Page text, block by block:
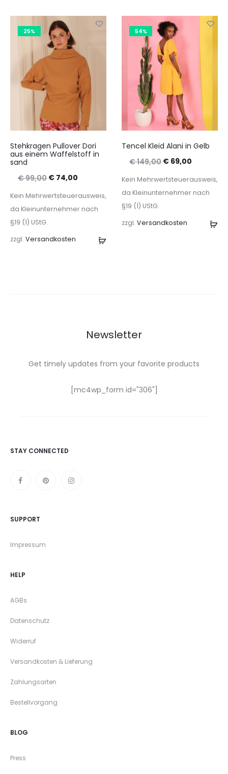
25%
Ausführung
Stehkragen Pullover Dori
aus einem Waffelstoff in
sand
€99,00 Ursprünglicher
Preis
war:
€ 74,00
Preis
ist:
Kein Mehrwertsteuerausweis,
da Kleinunternehmer nach
§19 (1) UStG.
zzgl. Versandkosten
54%
Tencel Kleid Alani in Gelb
€149,00 Ursprünglicher
Preis
war:
€ 69,00
Preis
ist:
Kein Mehrwertsteuerausweis,
da Kleinunternehmer nach
§19 (1) UStG.
zzgl. Versandkosten
Newsletter
Get timely updates from your favorite products
[mc4wp_form id="306"]
STAY CONNECTED
SUPPORT
Impressum
HELP
AGBs
Datenschutz
Widerruf
Versandkosten & Lieferung
Zahlungsarten
Bestellvorgang
BLOG
Press